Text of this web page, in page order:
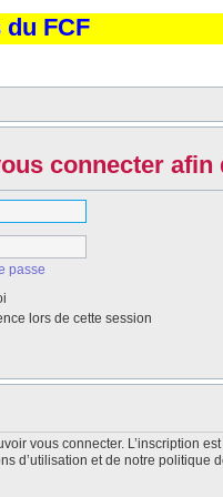
FCF
connecter
passe
lors de cette session
vous connecter. L’inscription
d’utilisation et de notre